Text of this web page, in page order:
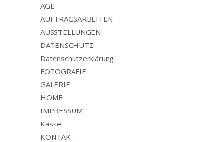
AGB
AUFTRAGSARBEITEN
AUSSTELLUNGEN
DATENSCHUTZ
Datenschutzerklärung
FOTOGRAFIE
GALERIE
HOME
IMPRESSUM
Kasse
KONTAKT